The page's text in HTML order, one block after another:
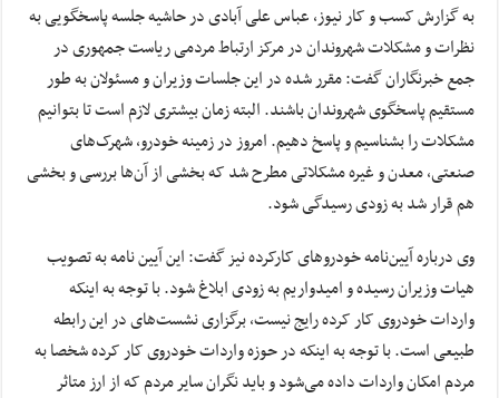
به گزارش کسب و کار نیوز، عباس علی آبادی در حاشیه جلسه پاسخگویی به
نظرات و مشکلات شهروندان در مرکز ارتباط مردمی ریاست جمهوری در
جمع خبرنگاران گفت: مقرر شده در این جلسات وزیران و مسئولان به طور
مستقیم پاسخگوی شهروندان باشند. البته زمان بیشتری لازم است تا بتوانیم
مشکلات را بشناسیم و پاسخ دهیم. امروز در زمینه خودرو، شهرک‌های
صنعتی، معدن و غیره مشکلاتی مطرح شد که بخشی از آن‌ها بررسی و بخشی
هم قرار شد به زودی رسیدگی شود.
وی درباره آیین‌نامه خودروهای کارکرده نیز گفت: این آیین نامه به تصویب
هیات وزیران رسیده و امیدواریم به زودی ابلاغ شود. با توجه به اینکه
واردات خودروی کار کرده رایج نیست، برگزاری نشست‌های در این رابطه
طبیعی است. با توجه به اینکه در حوزه واردات خودروی کار کرده شخصا به
مردم امکان واردات داده می‌شود و باید نگران سایر مردم که از ارز متاثر